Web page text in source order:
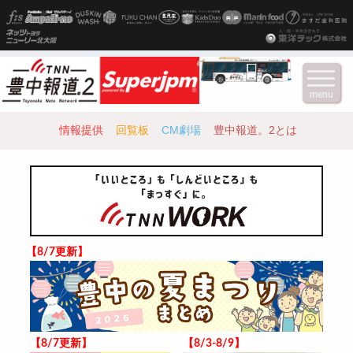
情報提供 回覧板 CM劇場 豊中報道。2とは
【8/7更新】
【8/7更新】 【8/3-8/9】
menu